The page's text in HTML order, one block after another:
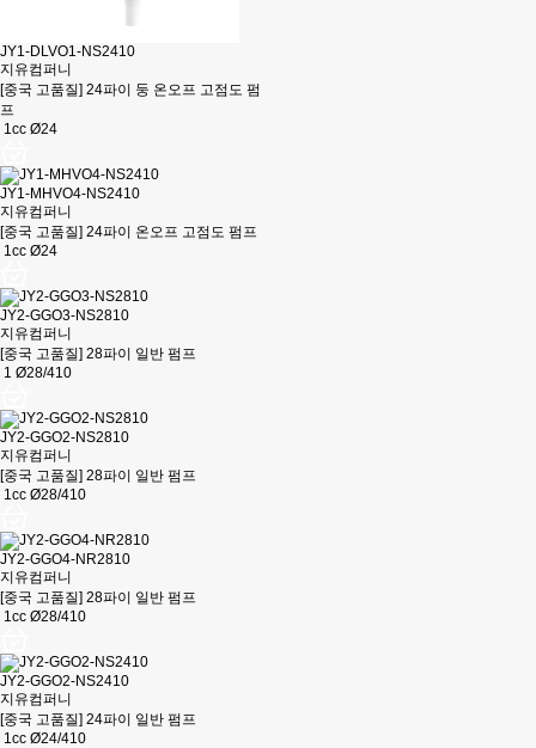
JY1-DLVO1-NS2410
지유컴퍼니
[중국 고품질] 24파이 둥 온오프 고점도 펌
프
1cc Ø24
JY1-MHVO4-NS2410
지유컴퍼니
[중국 고품질] 24파이 온오프 고점도 펌프
1cc Ø24
JY2-GGO3-NS2810
지유컴퍼니
[중국 고품질] 28파이 일반 펌프
1 Ø28/410
JY2-GGO2-NS2810
지유컴퍼니
[중국 고품질] 28파이 일반 펌프
1cc Ø28/410
JY2-GGO4-NR2810
지유컴퍼니
[중국 고품질] 28파이 일반 펌프
1cc Ø28/410
JY2-GGO2-NS2410
지유컴퍼니
[중국 고품질] 24파이 일반 펌프
1cc Ø24/410